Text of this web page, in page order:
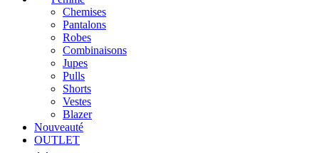
Chemises
Pantalons
Robes
Combinaisons
Jupes
Pulls
Shorts
Vestes
Blazer
Nouveauté
OUTLET